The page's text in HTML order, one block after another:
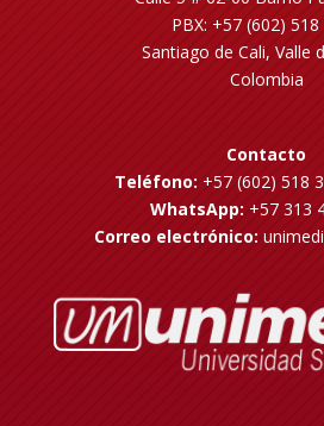
PBX: +57 (602) 518
Santiago de Cali, Valle
Colombia
Contacto
Teléfono: +57 (602) 518
WhatsApp: +57 313
Correo electrónico: